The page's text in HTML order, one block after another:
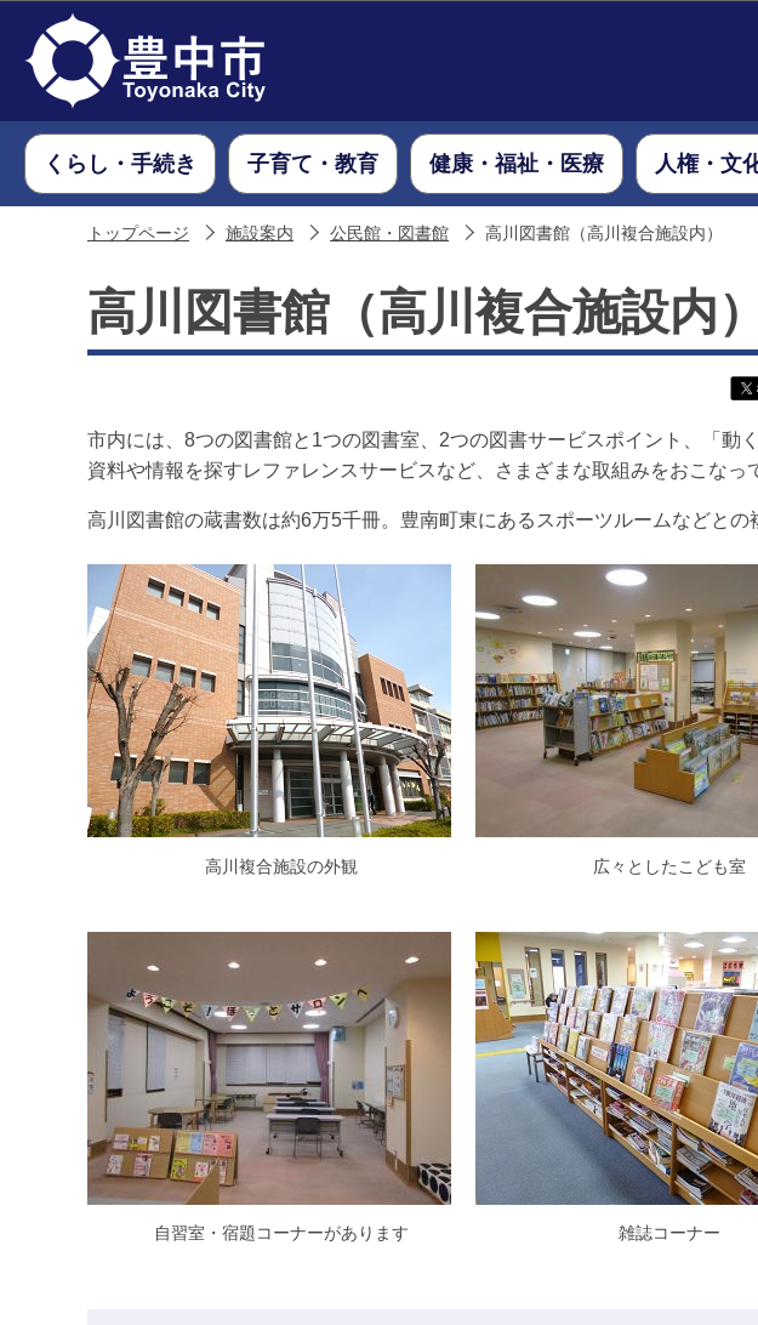
くらし・手続き 子育て・教育 健康・福祉・医療 人権・文
トップページ 施設案内 公民館・図書館 高川図書館（高川複合施設内）
高川図書館（高川複合施設内）
市内には、8つの図書館と1つの図書室、2つの図書サービスポイント、「
資料や情報を探すレファレンスサービスなど、さまざまな取組みをおこなっ
高川図書館の蔵書数は約6万5千冊。豊南町東にあるスポーツルームなどとの
高川複合施設の外観 広々としたこども室
自習室・宿題コーナーがあります 雑誌コーナー